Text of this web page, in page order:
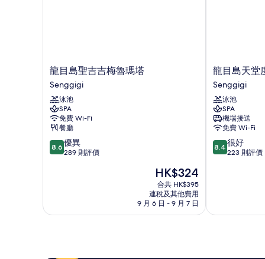
龍
目
島
聖
吉
吉
梅
魯
瑪
龍目島聖吉吉梅魯瑪塔
Senggigi
泳池
SPA
免費 Wi-Fi
餐廳
8.6
分
優
8.6 優異
289 則評價
現
售
HK$324
HK$324
合共 HK$395
連稅及其他費用
9 月 6 日 - 9 月 7 日
龍
目
島
天
堂
度
假
酒
店
龍目島天堂
Senggigi
泳池
SPA
機場接送
免費 Wi-Fi
8.4
分
很
8.4 很好
223 則評價